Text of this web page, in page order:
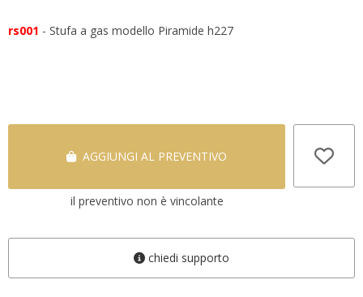
rs001 - Stufa a gas modello Piramide h227
AGGIUNGI AL PREVENTIVO
il preventivo non è vincolante
chiedi supporto